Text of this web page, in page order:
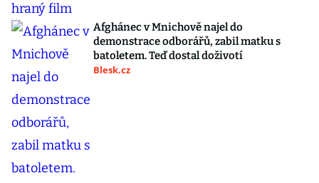
Afghánec v Mnichově najel do
demonstrace odborářů, zabil matku s
batoletem. Teď dostal doživotí
Blesk.cz